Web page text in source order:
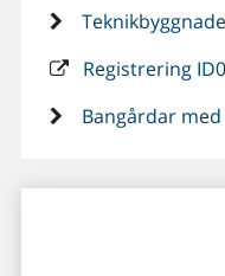
Registrering
Bangårdar